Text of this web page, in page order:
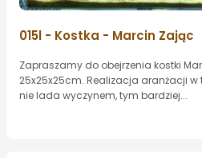
015l - Kostka - Marcin Zając
Zapraszamy do obejrzenia kostki
25x25x25cm. Realizacja aranżacji
nie lada wyczynem, tym bardziej...